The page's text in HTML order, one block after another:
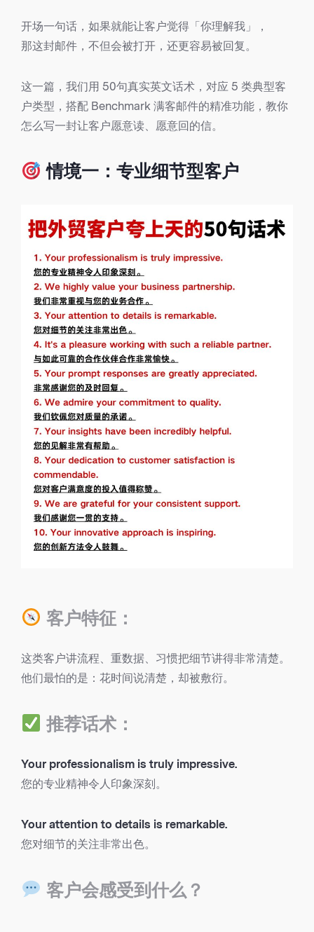
开场一句话，如果就能让客户觉得「你理解我」，
那这封邮件，不但会被打开，还更容易被回复。
这一篇，我们用 50句真实英文话术，对应 5 类典型客
户类型，搭配 Benchmark 满客邮件的精准功能，教你
怎么写一封让客户愿意读、愿意回的信。
情境一：专业细节型客户
客户特征：
这类客户讲流程、重数据、习惯把细节讲得非常清楚。
他们最怕的是：花时间说清楚，却被敷衍。
推荐话术：
Your professionalism is truly impressive.
您的专业精神令人印象深刻。
Your attention to details is remarkable.
您对细节的关注非常出色。
客户会感受到什么？